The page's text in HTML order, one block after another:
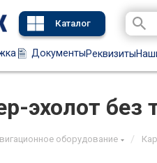
Каталог
ДокументыРеквизиты
эхолот без
оборудование /